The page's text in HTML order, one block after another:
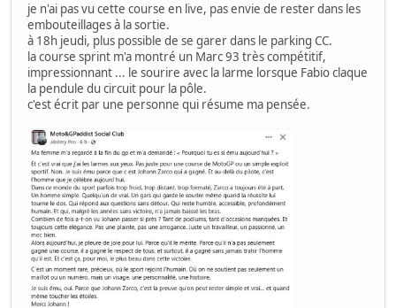
je n'ai pas vu cette course en live, pas envie de rester dans les
embouteillages à la sortie.
à 18h jeudi, plus possible de se garer dans le parking CC.
la course sprint m'a montré un Marc 93 très compétitif,
impressionnant ... le sourire avec la larme lorsque Fabio claque
la pendule du circuit pour la pôle.
c'est écrit par une personne qui résume ma pensée.